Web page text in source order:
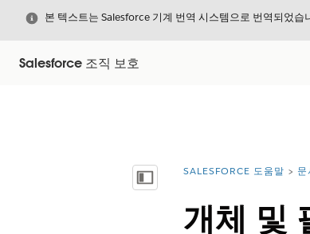
닫기본 텍스트는 Salesforce 기계 번역 시스템으로 번역되었습
Salesforce 조직 보호
목차 표시위치:
SALESFORCE 도움말 문
개체 및